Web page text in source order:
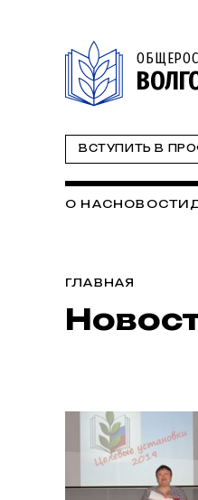
ВСТУПИТЬ В
О НАСНОВОСТИ
ГЛАВНАЯ